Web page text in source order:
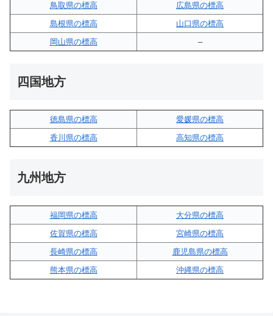
鳥取県の標高
広島県の標高
島根県の標高
山口県の標高
岡山県の標高
–
四国地方
徳島県の標高
愛媛県の標高
香川県の標高
高知県の標高
九州地方
福岡県の標高
大分県の標高
佐賀県の標高
宮崎県の標高
長崎県の標高
鹿児島県の標高
熊本県の標高
沖縄県の標高